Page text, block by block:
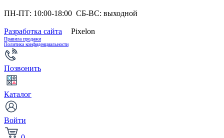
ПН-ПТ: 10:00-18:00 СБ-ВС: выходной
Разработка сайта Pixelon
Правила продажи
Политика конфиденциальности
Позвонить
Каталог
Войти